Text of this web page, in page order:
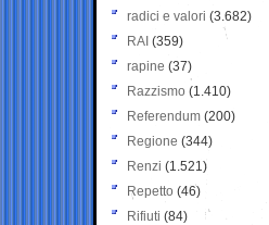
radici e valori (3.682)
RAI (359)
rapine (37)
Razzismo (1.410)
Referendum (200)
Regione (344)
Renzi (1.521)
Repetto (46)
Rifiuti (84)